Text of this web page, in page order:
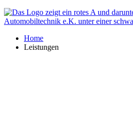
Home
Leistungen